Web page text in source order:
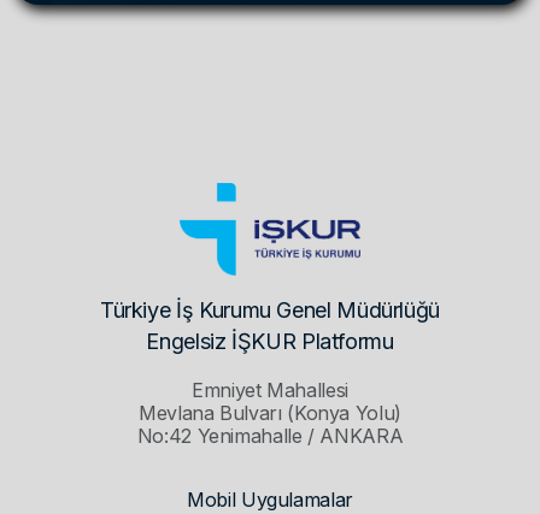
Türkiye İş Kurumu Genel Müdürlüğü
Engelsiz İŞKUR Platformu
Emniyet Mahallesi
Mevlana Bulvarı (Konya Yolu)
No:42 Yenimahalle / ANKARA
Mobil Uygulamalar